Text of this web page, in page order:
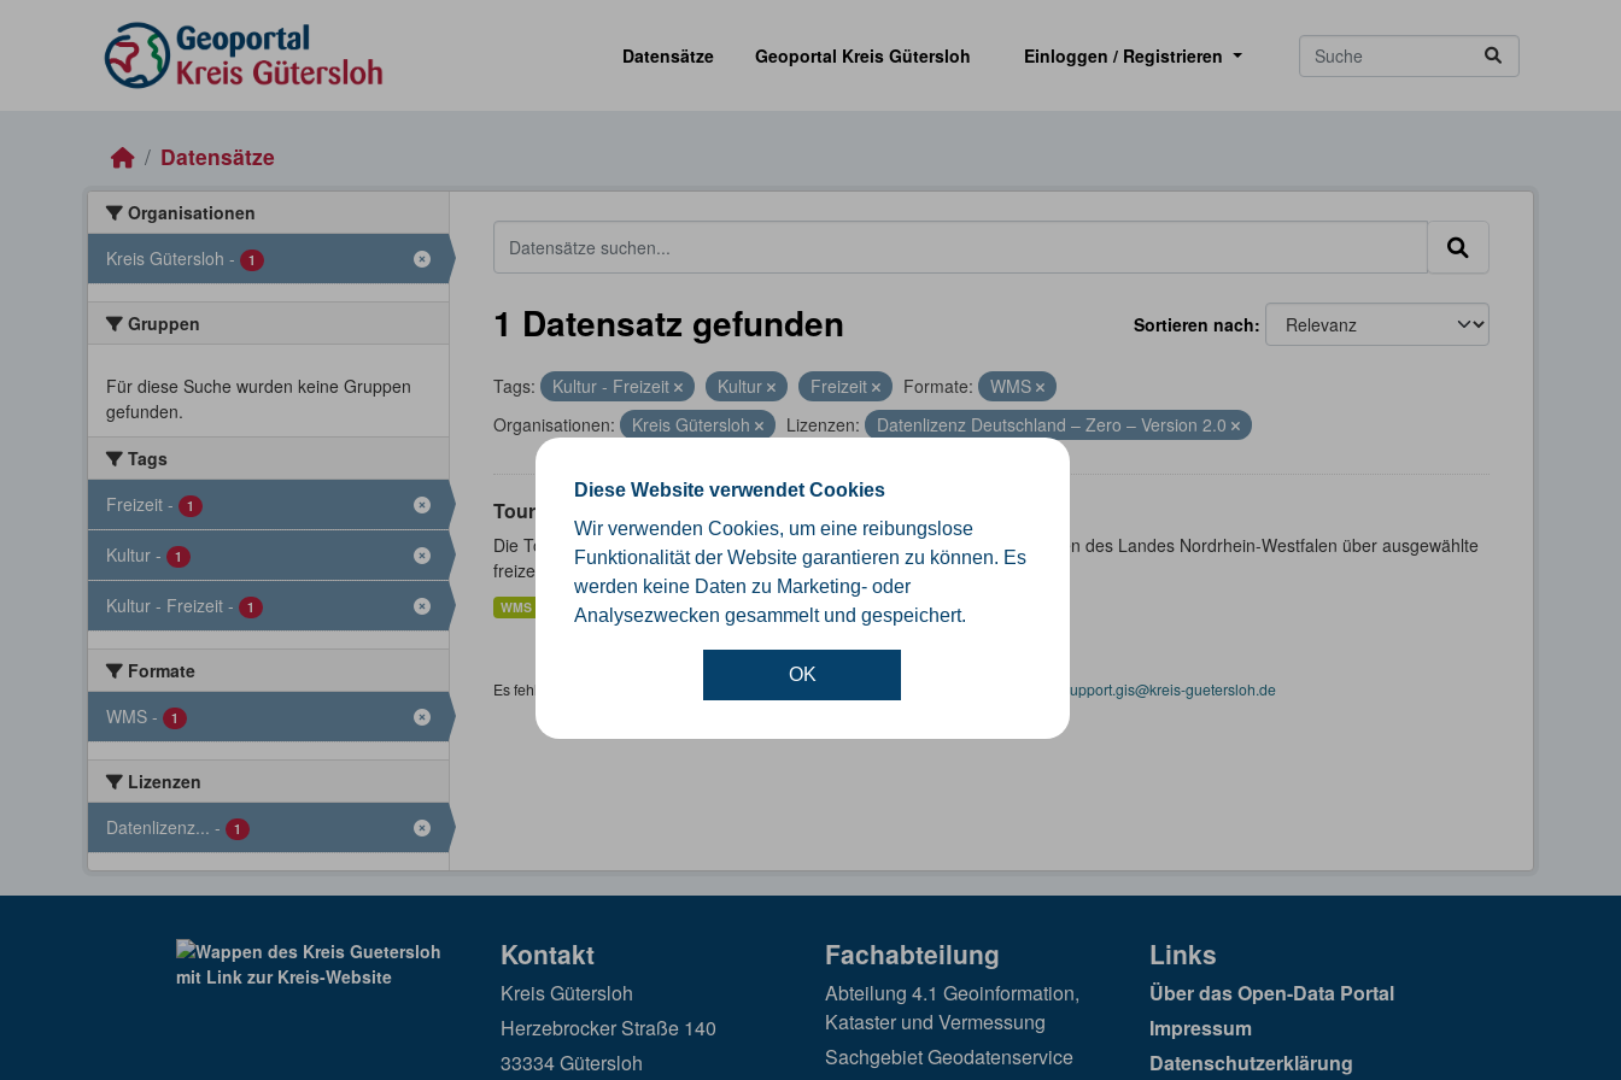
Diese Website verwendet Cookies
Wir verwenden Cookies, um eine reibungslose
Funktionalität der Website garantieren zu können. Es
werden keine Daten zu Marketing- oder
Analysezwecken gesammelt und gespeichert.
OK
Datensätze
Geoportal Kreis Gütersloh Einloggen / Registrieren
Datensätze
Organisationen
Kreis Gütersloh - 1
Gruppen
Für diese Suche wurden keine Gruppen
gefunden.
Tags
Freizeit - 1
Kultur - 1
Kultur - Freizeit - 1
Formate
WMS - 1
Lizenzen
Datenlizenz... - 1
Sortieren nach
1 Datensatz gefunden
Tags: Kultur - Freizeit Kultur Freizeit Formate:
WMS
Organisationen:
Kreis Gütersloh Lizenzen: Datenlizenz Deutschland – Zero – Version 2.0
Touristik- und Freizeitinformationen NRW
Die Touristik- und Freizeitinformationen NRW sind eine Sammlung von Daten des Landes Nordrhein-Westfalen über ausgewählte
freizeitbezogene Informationen in Bezug auf Tourismus,...
WMS
Es fehlen spezifische Datensätze? Wenden Sie sich bitte an einen Administrator unter: support.gis@kreis-guetersloh.de
Kontakt
Kreis Gütersloh
Herzebrocker Straße 140
33334 Gütersloh
Fachabteilung
Abteilung 4.1 Geoinformation,
Kataster und Vermessung
Sachgebiet Geodatenservice
Links
Über das Open-Data Portal
Impressum
Datenschutzerklärung